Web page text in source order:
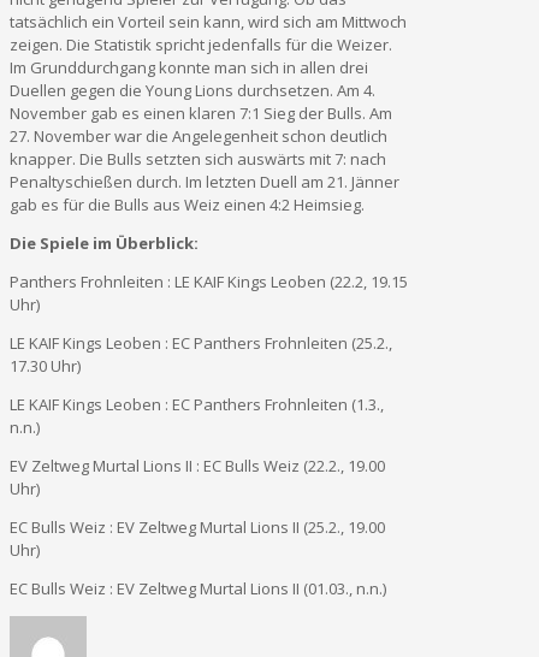
tatsächlich ein Vorteil sein kann, wird sich am Mittwoch
zeigen. Die Statistik spricht jedenfalls für die Weizer.
Im Grunddurchgang konnte man sich in allen drei
Duellen gegen die Young Lions durchsetzen. Am 4.
November gab es einen klaren 7:1 Sieg der Bulls. Am
27. November war die Angelegenheit schon deutlich
knapper. Die Bulls setzten sich auswärts mit 7: nach
Penaltyschießen durch. Im letzten Duell am 21. Jänner
gab es für die Bulls aus Weiz einen 4:2 Heimsieg.
Die Spiele im Überblick:
Panthers Frohnleiten : LE KAIF Kings Leoben (22.2, 19.15
Uhr)
LE KAIF Kings Leoben : EC Panthers Frohnleiten (25.2.,
17.30 Uhr)
LE KAIF Kings Leoben : EC Panthers Frohnleiten (1.3.,
n.n.)
EV Zeltweg Murtal Lions II : EC Bulls Weiz (22.2., 19.00
Uhr)
EC Bulls Weiz : EV Zeltweg Murtal Lions II (25.2., 19.00
Uhr)
EC Bulls Weiz : EV Zeltweg Murtal Lions II (01.03., n.n.)